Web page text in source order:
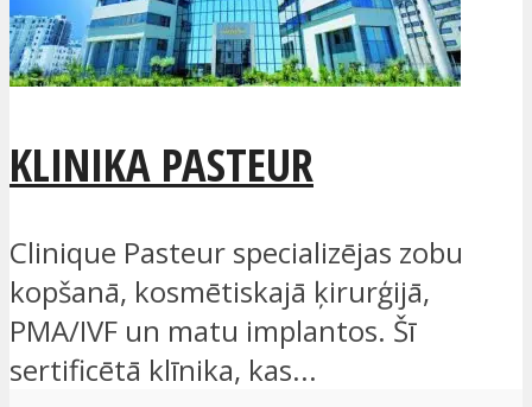
KLINIKA PASTEUR
Clinique Pasteur specializējas zobu
kopšanā, kosmētiskajā ķirurģijā,
PMA/IVF un matu implantos. Šī
sertificētā klīnika, kas...